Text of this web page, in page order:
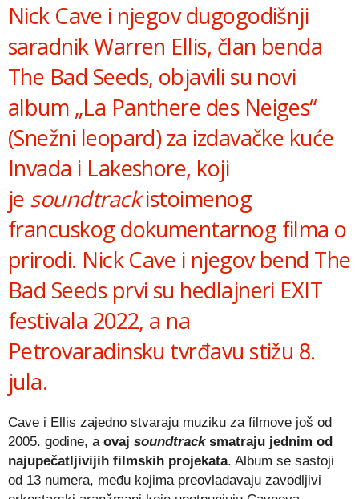
Nick Cave i njegov dugogodišnji
saradnik Warren Ellis, član benda
The Bad Seeds, objavili su novi
album „La Panthere des Neiges“
(Snežni leopard) za izdavačke kuće
Invada i Lakeshore, koji
je soundtrackistoimenog
francuskog dokumentarnog filma o
prirodi. Nick Cave i njegov bend The
Bad Seeds prvi su hedlajneri EXIT
festivala 2022, a na
Petrovaradinsku tvrđavu stižu 8.
jula.
Cave i Ellis zajedno stvaraju muziku za filmove još od
2005. godine, a ovaj soundtrack smatraju jednim od
najupečatljivijih filmskih projekata. Album se sastoji
od 13 numera, među kojima preovladavaju zavodljivi